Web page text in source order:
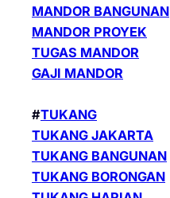
MANDOR BANGUNAN
MANDOR PROYEK
TUGAS MANDOR
GAJI MANDOR
#TUKANG
TUKANG JAKARTA
TUKANG BANGUNAN
TUKANG BORONGAN